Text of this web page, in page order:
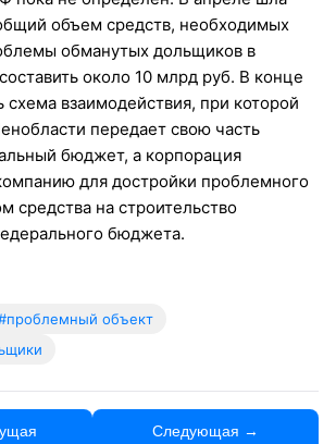
объем средств, необходимых
обманутых дольщиков в
около 10 млрд руб. В конце
схема взаимодействия, при которой
передает свою часть
бюджет, а корпорация
для достройки проблемного
средства на строительство
бюджета.
объект
Следующая →